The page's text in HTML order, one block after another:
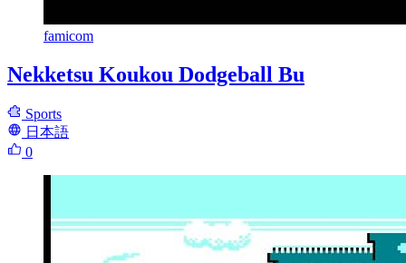
famicom
Nekketsu Koukou Dodgeball Bu
Sports
日本語
0